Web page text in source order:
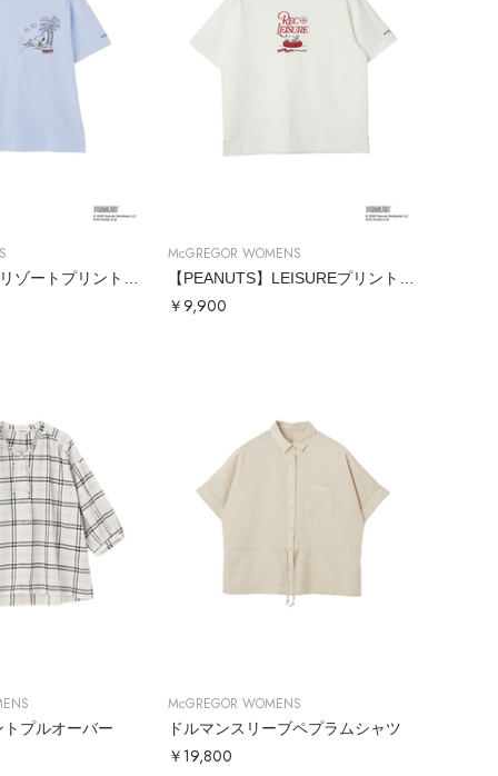
McGREGOR WOMENS
￥9,900
プルオーバー
McGREGOR WOMENS
ドルマンスリーブペプラムシャツ
￥19,800